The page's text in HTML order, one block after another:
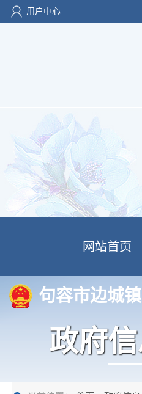
用户中心
网站首页
句容市边城
政府